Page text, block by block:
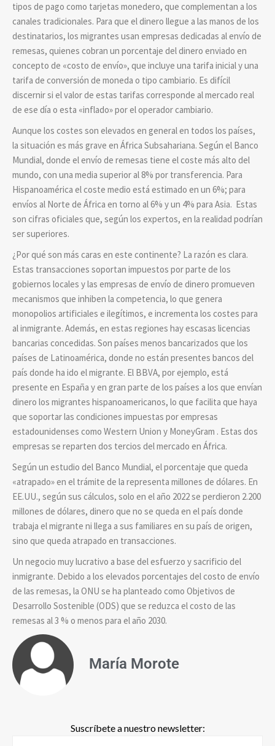
tipos de pago como tarjetas monedero, que complementan a los
canales tradicionales. Para que el dinero llegue a las manos de los
destinatarios, los migrantes usan empresas dedicadas al envío de
remesas, quienes cobran un porcentaje del dinero enviado en
concepto de «costo de envío», que incluye una tarifa inicial y una
tarifa de conversión de moneda o tipo cambiario. Es difícil
discernir si el valor de estas tarifas corresponde al mercado real
de ese día o esta «inflado» por el operador cambiario.
Aunque los costes son elevados en general en todos los países,
la situación es más grave en África Subsahariana. Según el Banco
Mundial, donde el envío de remesas tiene el coste más alto del
mundo, con una media superior al 8% por transferencia. Para
Hispanoamérica el coste medio está estimado en un 6%; para
envíos al Norte de África en torno al 6% y un 4% para Asia. Estas
son cifras oficiales que, según los expertos, en la realidad podrían
ser superiores.
¿Por qué son más caras en este continente? La razón es clara.
Estas transacciones soportan impuestos por parte de los
gobiernos locales y las empresas de envío de dinero promueven
mecanismos que inhiben la competencia, lo que genera
monopolios artificiales e ilegítimos, e incrementa los costes para
al inmigrante. Además, en estas regiones hay escasas licencias
bancarias concedidas. Son países menos bancarizados que los
países de Latinoamérica, donde no están presentes bancos del
país donde ha ido el migrante. El BBVA, por ejemplo, está
presente en España y en gran parte de los países a los que envían
dinero los migrantes hispanoamericanos, lo que facilita que haya
que soportar las condiciones impuestas por empresas
estadounidenses como Western Union y MoneyGram . Estas dos
empresas se reparten dos tercios del mercado en África.
Según un estudio del Banco Mundial, el porcentaje que queda
«atrapado» en el trámite de la representa millones de dólares. En
EE.UU., según sus cálculos, solo en el año 2022 se perdieron 2.200
millones de dólares, dinero que no se queda en el país donde
trabaja el migrante ni llega a sus familiares en su país de origen,
sino que queda atrapado en transacciones.
Un negocio muy lucrativo a base del esfuerzo y sacrificio del
inmigrante. Debido a los elevados porcentajes del costo de envío
de las remesas, la ONU se ha planteado como Objetivos de
Desarrollo Sostenible (ODS) que se reduzca el costo de las
remesas al 3 % o menos para el año 2030.
María Morote
Suscríbete a nuestro newsletter: